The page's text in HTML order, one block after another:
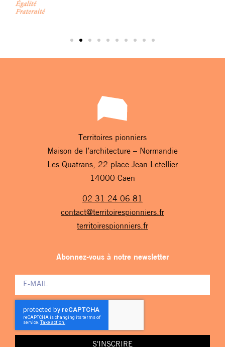
Territoires pionniers
Maison de l’architecture – Normandie
Les Quatrans, 22 place Jean Letellier
14000 Caen
02 31 24 06 81
contact@territoirespionniers.fr
territoirespionniers.fr
Abonnez-vous à notre newsletter
S'INSCRIRE